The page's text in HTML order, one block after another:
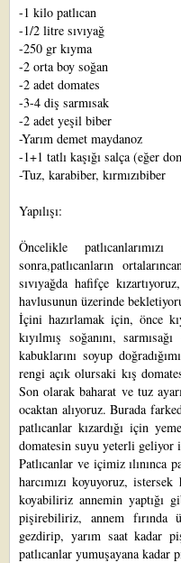
-1 kilo patlıcan
-1/2 litre sıvıyağ
-250 gr kıyma
-2 orta boy soğan
-2 adet domates
-3-4 diş sarmısak
-2 adet yeşil biber
-Yarım demet maydanoz
-1+1 tatlı kaşığı salça (eğer
-Tuz, karabiber, kırmızıbiber
Yapılışı:
Öncelikle
sonra,patlıcanların
sıvıyağda hafifçe
havlusunun üzerinde
İçini hazırlamak için, önce
kıyılmış soğanını,
kabuklarını soyup
rengi açık olursaki kış
Son olarak baharat ve tuz
ocaktan alıyoruz. Burada
patlıcanlar kızardığı için
domatesin suyu yeterli geliyor
Patlıcanlar ve içimiz ılınınca
harcımızı koyuyoruz,
koyabiliriz annemin yaptığı
pişirebiliriz, annem fırında
gezdirip, yarım saat kadar
patlıcanlar yumuşayana